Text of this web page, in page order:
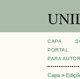
CAPA
PORTAL
PARA
Capa >